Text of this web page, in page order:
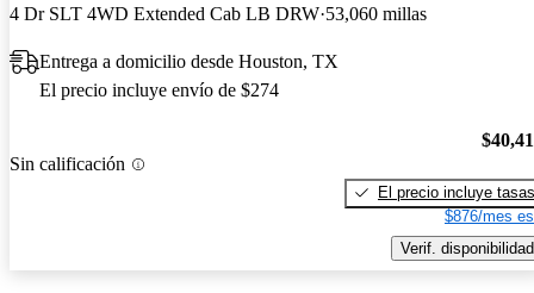
4 Dr SLT 4WD Extended Cab LB DRW 53,060 millas
Entrega a domicilio desde Houston, TX
El precio incluye envío de $274
Sin calificación
El precio incluye tasas
$876/mes
Verif. disponibilidad